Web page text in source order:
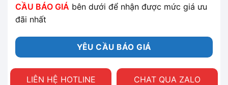
CẦU BÁO GIÁ bên dưới để nhận được mức giá ưu
đãi nhất
YÊU CẦU BÁO GIÁ
LIÊN HỆ HOTLINE
CHAT QUA ZALO